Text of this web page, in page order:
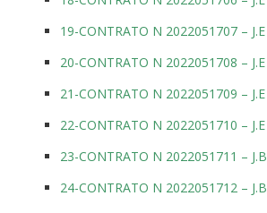
19-CONTRATO N 2022051707 –
20-CONTRATO N 2022051708 –
21-CONTRATO N 2022051709 –
22-CONTRATO N 2022051710 –
23-CONTRATO N 2022051711 –
24-CONTRATO N 2022051712 –